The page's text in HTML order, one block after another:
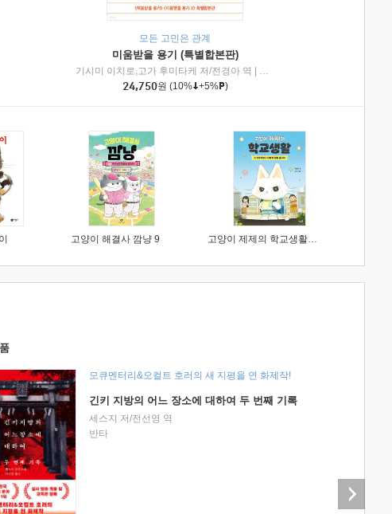
| 제이브리즈북스
모든 고민은 관계
미움받을 용기 (특별합본판)
기시미 이치로,고가 후미타케 저/전경아 역
인플루엔셜
24,750원 (10% +5% )
고양이 해결사 깜냥 9 고양이 제제의 학교생활 1 : 초등학생이 이렇게 힘들 줄이야
모큐멘터리&오컬트 호러의 새 지평을 연 화제작!
긴키 지방의 어느 장소에 대하여 두 번째 기록
세스지 저/전선영 역
반타